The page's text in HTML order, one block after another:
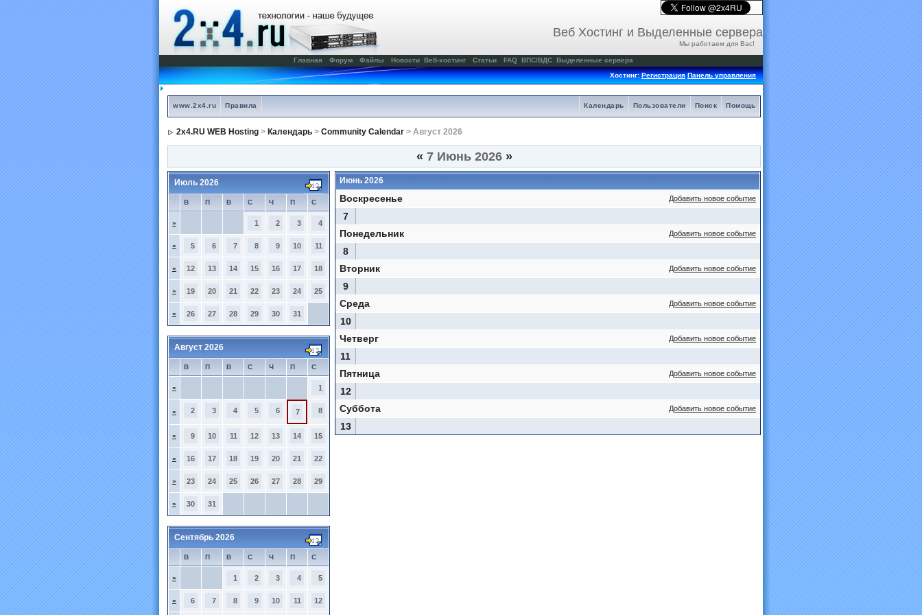
Веб Хостинг и Выделенные сервера
Мы работаем для Вас!
Главная Форум Файлы Новости Веб-хостинг Статьи FAQ ВПС/ВДС Выделенные сервера
Хостинг:Регистрация Панель управления
www.2x4.ru Правила Помощь
Поиск
Пользователи
Календарь
2x4.RU WEB Hosting > Календарь > Community Calendar > Август 2026
« 7 Июнь 2026 »
Июль 2026
В П В С Ч П С
» 1 2 3 4
» 5 6 7 8 9 10 11
» 12 13 14 15 16 17 18
» 19 20 21 22 23 24 25
» 26 27 28 29 30 31
Август 2026
В П В С Ч П С
» 1
» 2 3 4 5 6 7 8
» 9 10 11 12 13 14 15
» 16 17 18 19 20 21 22
» 23 24 25 26 27 28 29
» 30 31
Сентябрь 2026
В П В С Ч П С
» 1 2 3 4 5
» 6 7 8 9 10 11 12
Июнь 2026
Добавить новое событие
Воскресенье
7
Добавить новое событие
Понедельник
8
Добавить новое событие
Вторник
9
Добавить новое событие
Среда
10
Добавить новое событие
Четверг
11
Добавить новое событие
Пятница
12
Добавить новое событие
Суббота
13